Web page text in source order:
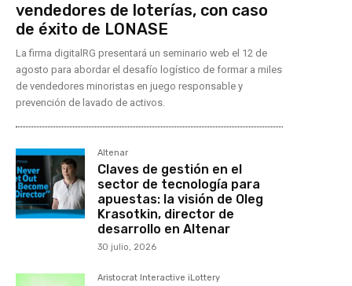
vendedores de loterías, con caso
de éxito de LONASE
La firma digitalRG presentará un seminario web el 12 de
agosto para abordar el desafío logístico de formar a miles
de vendedores minoristas en juego responsable y
prevención de lavado de activos.
Altenar
Claves de gestión en el
sector de tecnología para
apuestas: la visión de Oleg
Krasotkin, director de
desarrollo en Altenar
30 julio, 2026
Aristocrat Interactive iLottery